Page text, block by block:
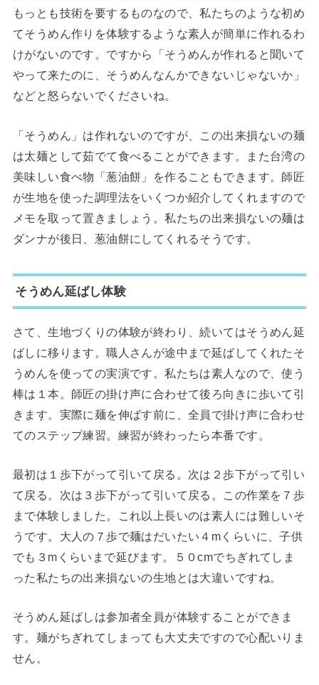
もっとも技術を要するものなので、私たちのような初め
てそうめん作りを体験するような素人が簡単に作れるわ
けがないのです。ですから「そうめんが作れると聞いて
やって来たのに、そうめんなんかできないじゃないか」
などと怒らないでくださいね。
「そうめん」は作れないのですが、この出来損ないの麺
は太麺として茹でて食べることができます。また台湾の
美味しい食べ物「葱油餅」を作ることもできます。師匠
が生地を使った調理法をいくつか紹介してくれますので
メモを取って置きましょう。私たちの出来損ないの麺は
ダンナが後日、葱油餅にしてくれるそうです。
そうめん延ばし体験
さて、生地づくりの体験が終わり、続いてはそうめん延
ばしに移ります。職人さんが途中まで延ばしてくれたそ
うめんを使っての実演です。私たちは素人なので、使う
棒は１本。師匠の掛け声に合わせて後ろ向きに歩いて引
きます。実際に麺を伸ばす前に、全員で掛け声に合わせ
てのステップ練習。練習が終わったら本番です。
最初は１歩下がって引いて戻る。次は２歩下がって引い
て戻る。次は３歩下がって引いて戻る。この作業を７歩
まで体験しました。これ以上長いのは素人には難しいそ
うです。大人の７歩で麺はだいたい４mくらいに、子供
でも３mくらいまで延びます。５０cmでちぎれてしま
った私たちの出来損ないの生地とは大違いですね。
そうめん延ばしは参加者全員が体験することができま
す。麺がちぎれてしまっても大丈夫ですので心配いりま
せん。